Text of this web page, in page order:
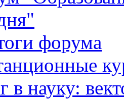
форума
в науку: